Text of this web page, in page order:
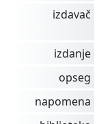
izdavač
izdanje
opseg
napomena